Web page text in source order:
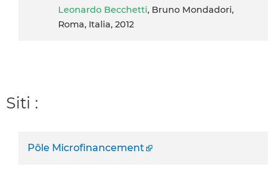
Leonardo Becchetti, Bruno Mondadori,
Roma, Italia, 2012
Siti :
Pôle Microfinancement